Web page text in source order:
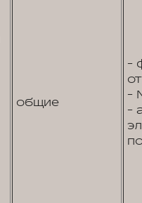
общие
-
-
-